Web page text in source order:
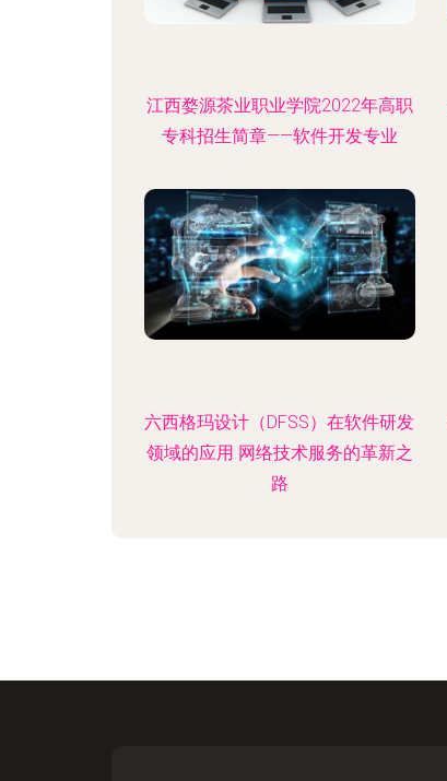
江西婺源茶业职业学院2022年高职
专科招生简章——软件开发专业
六西格玛设计（DFSS）在软件研发
领域的应用 网络技术服务的革新之
路